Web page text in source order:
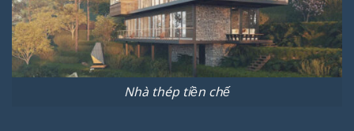
Nhà thép tiền chế